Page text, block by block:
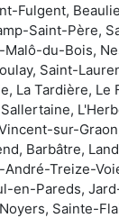
Fulgent,
Saint-Père,
du-Bois,
Saint-
La Tardière, Le
sur-
Barbâtre,
André-Treize-
en-Pareds,
Sainte-